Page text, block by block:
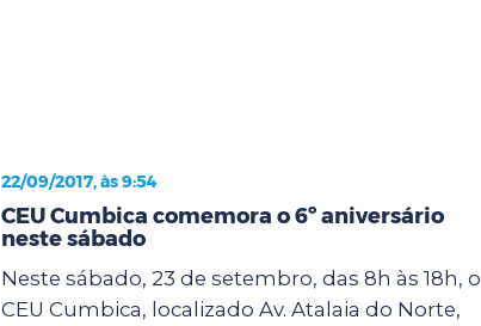
22/09/2017, às 9:54
CEU Cumbica comemora o 6º aniversário
neste sábado
Neste sábado, 23 de setembro, das 8h às 18h, o
CEU Cumbica, localizado Av. Atalaia do Norte,